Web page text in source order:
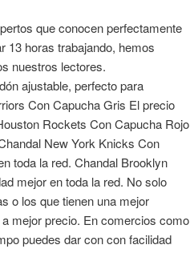
que conocen perfectamente
horas trabajando, hemos
nuestros lectores.
ajustable, perfecto para
Con Capucha Gris El precio
Rockets Con Capucha Rojo
New York Knicks Con
toda la red. Chandal Brooklyn
mejor en toda la red. No solo
o los que tienen una mejor
mejor precio. En comercios como
puedes dar con con facilidad